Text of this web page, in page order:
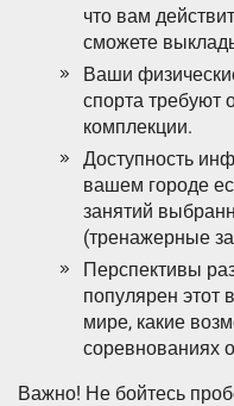
что вам
сможете
Ваши
спорта требуют
комплекции.
Доступность
вашем городе
занятий
(тренажерные
Перспективы
популярен этот
мире, какие
соревнованиях
Важно! Не бойтесь